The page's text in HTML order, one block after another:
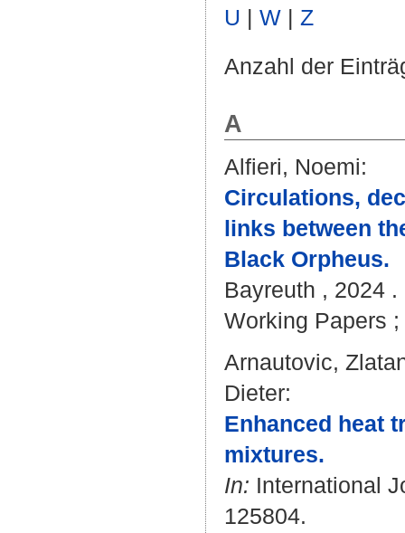
U | W | Z
Anzahl der
A
Alfieri, Noemi:
Circulations,
links between
Black Orpheus.
Bayreuth , 2024
Working Papers
Arnautovic,
Dieter:
Enhanced heat
mixtures.
In: International
125804.